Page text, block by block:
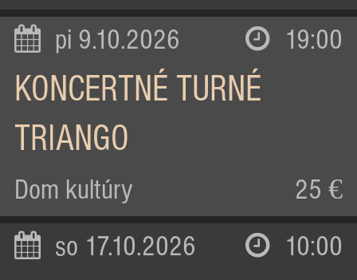
pi 9.10.2026 19:00
KONCERTNÉ TURNÉ
TRIANGO
Dom kultúry 25 €
so 17.10.2026 10:00